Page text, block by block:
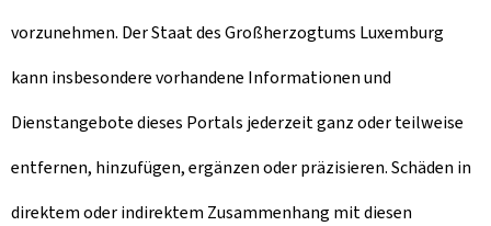
vorzunehmen. Der Staat des Großherzogtums Luxemburg
kann insbesondere vorhandene Informationen und
Dienstangebote dieses Portals jederzeit ganz oder teilweise
entfernen, hinzufügen, ergänzen oder präzisieren. Schäden in
direktem oder indirektem Zusammenhang mit diesen